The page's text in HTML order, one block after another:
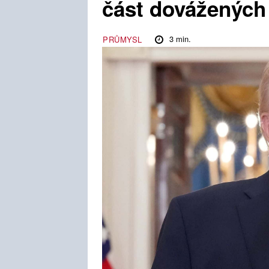
část
PRŮMYSL 3min.